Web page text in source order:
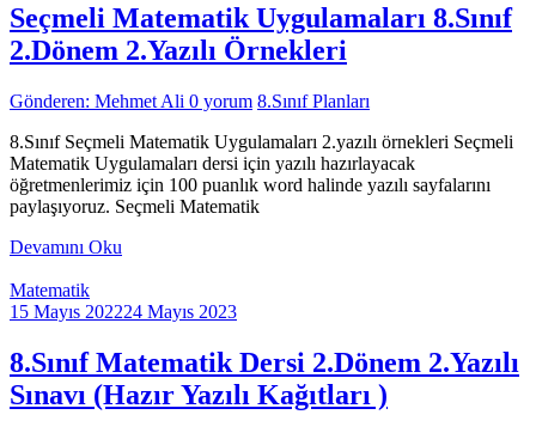
Seçmeli Matematik Uygulamaları 8.Sınıf
2.Dönem 2.Yazılı Örnekleri
Gönderen: Mehmet Ali 0 yorum 8.Sınıf Planları
8.Sınıf Seçmeli Matematik Uygulamaları 2.yazılı örnekleri Seçmeli
Matematik Uygulamaları dersi için yazılı hazırlayacak
öğretmenlerimiz için 100 puanlık word halinde yazılı sayfalarını
paylaşıyoruz. Seçmeli Matematik
Devamını Oku
Matematik
15 Mayıs 202224 Mayıs 2023
8.Sınıf Matematik Dersi 2.Dönem 2.Yazılı
Sınavı (Hazır Yazılı Kağıtları )